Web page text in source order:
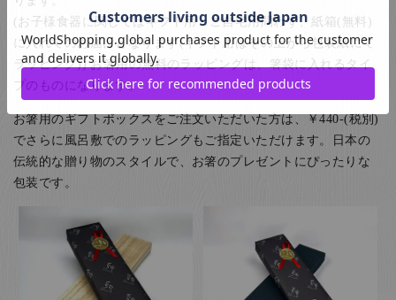
(お子様食器に関してはギフト用・ご自宅用問わず、紙箱(無料)
に入れてのお届けとなります(ギフト用はその上から包装紙にて
ラッピング)) お箸用の無料のラッピングは、箸袋に入れるタイ
プのものになります。
お箸用のギフトボックスをご注文いただいた方は、￥440-(税別)
でさらに風呂敷でのラッピングもご指定いただけます。日本の
伝統的な贈り物のスタイルで、お箸のプレゼントにぴったりな
包装です。